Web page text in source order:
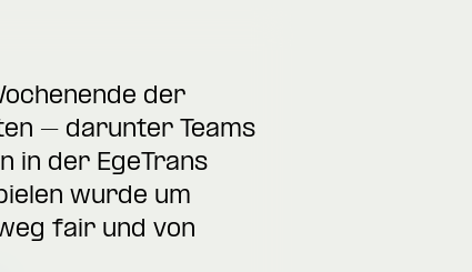
der
– darunter Teams
in der EgeTrans
wurde um
fair und von